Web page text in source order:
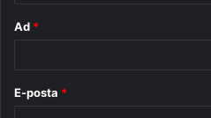
Ad *
E-posta *